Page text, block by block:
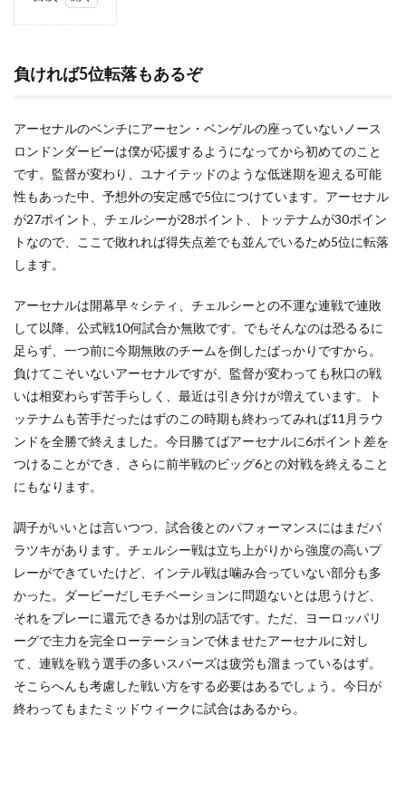
5位
転落
戦の
選手
たち
負ければ5位転落もあるぞ
アーセナルのベンチにアーセン・ベンゲルの座っていないノース
ロンドンダービーは僕が応援するようになってから初めてのこと
です。監督が変わり、ユナイテッドのような低迷期を迎える可能
性もあった中、予想外の安定感で5位につけています。アーセナル
が27ポイント、チェルシーが28ポイント、トッテナムが30ポイン
トなので、ここで敗れれば得失点差でも並んでいるため5位に転落
します。
アーセナルは開幕早々シティ、チェルシーとの不運な連戦で連敗
して以降、公式戦10何試合か無敗です。でもそんなのは恐るるに
足らず、一つ前に今期無敗のチームを倒したばっかりですから。
負けてこそいないアーセナルですが、監督が変わっても秋口の戦
いは相変わらず苦手らしく、最近は引き分けが増えています。ト
ッテナムも苦手だったはずのこの時期も終わってみれば11月ラウ
ンドを全勝で終えました。今日勝てばアーセナルに6ポイント差を
つけることができ、さらに前半戦のビッグ6との対戦を終えること
にもなります。
調子がいいとは言いつつ、試合後とのパフォーマンスにはまだバ
ラツキがあります。チェルシー戦は立ち上がりから強度の高いプ
レーができていたけど、インテル戦は噛み合っていない部分も多
かった。ダービーだしモチベーションに問題ないとは思うけど、
それをプレーに還元できるかは別の話です。ただ、ヨーロッパリ
ーグで主力を完全ローテーションで休ませたアーセナルに対し
て、連戦を戦う選手の多いスパーズは疲労も溜まっているはず。
そこらへんも考慮した戦い方をする必要はあるでしょう。今日が
終わってもまたミッドウィークに試合はあるから。